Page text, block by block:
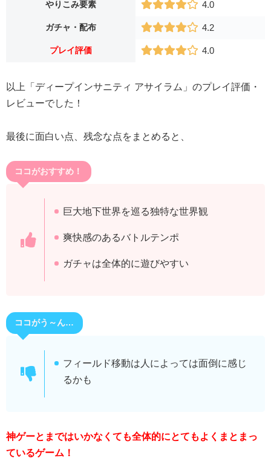
やりこみ要素 4.0
ガチャ・配布 4.2
プレイ評価 4.0
以上「ディープインサニティ アサイラム」のプレイ評価・
レビューでした！
最後に面白い点、残念な点をまとめると、
ココがおすすめ！
巨大地下世界を巡る独特な世界観
爽快感のあるバトルテンポ
ガチャは全体的に遊びやすい
ココがう～ん…
フィールド移動は人によっては面倒に感じ
るかも
神ゲーとまではいかなくても全体的にとてもよくまとまっ
ているゲーム！